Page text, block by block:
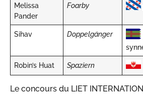
Melissa
Pander
Foarby
Sihav Doppelgänger
Robin’s Huat Spaziern
Le concours du LIET